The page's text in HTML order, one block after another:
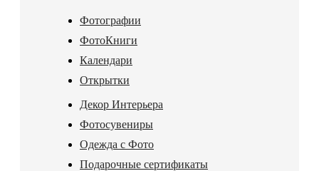
Фотографии
ФотоКниги
Календари
Открытки
Декор Интерьера
Фотосувениры
Одежда с Фото
Подарочные сертификаты